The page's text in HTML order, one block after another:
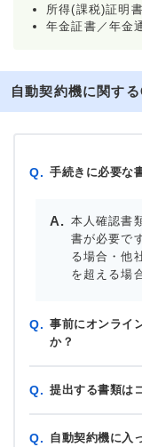
所得(課税)証明書
年金証書／年金
自動契約機に関す
Q. 手続きに必要な
本人確認書
書が必要で
る場合・他
を超える場
Q. 事前にオンライ
か？
Q. 提出する書類は
Q. 自動契約機に入